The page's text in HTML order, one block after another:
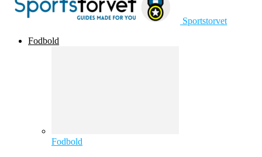
Sportstorvet
Fodbold
Fodbold